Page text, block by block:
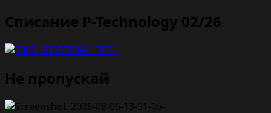
Списание P-Technology 02/26
Не пропускай